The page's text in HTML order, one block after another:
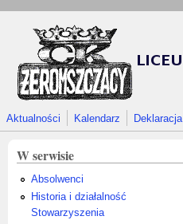
Aktualności Kalendarz Deklaracja
W serwisie
Absolwenci
Historia i działalność
Stowarzyszenia